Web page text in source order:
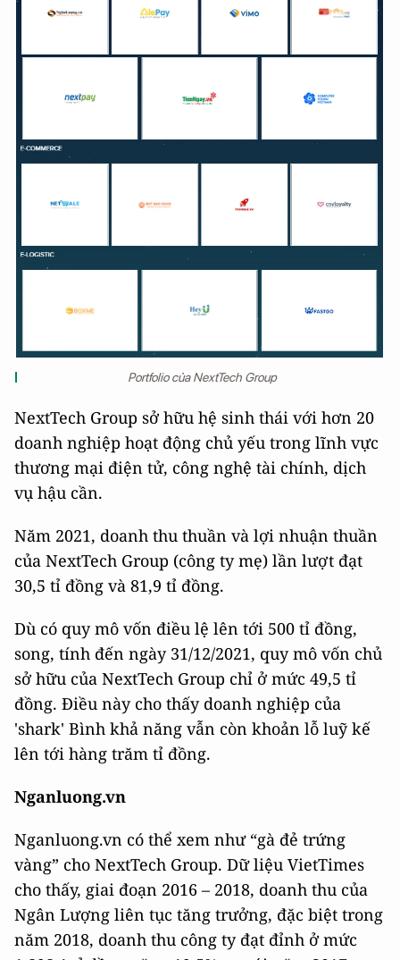
Portfolio của NextTech Group
NextTech Group sở hữu hệ sinh thái với hơn 20
doanh nghiệp hoạt động chủ yếu trong lĩnh vực
thương mại điện tử, công nghệ tài chính, dịch
vụ hậu cần.
Năm 2021, doanh thu thuần và lợi nhuận thuần
của NextTech Group (công ty mẹ) lần lượt đạt
30,5 tỉ đồng và 81,9 tỉ đồng.
Dù có quy mô vốn điều lệ lên tới 500 tỉ đồng,
song, tính đến ngày 31/12/2021, quy mô vốn chủ
sở hữu của NextTech Group chỉ ở mức 49,5 tỉ
đồng. Điều này cho thấy doanh nghiệp của
'shark' Bình khả năng vẫn còn khoản lỗ luỹ kế
lên tới hàng trăm tỉ đồng.
Nganluong.vn
Nganluong.vn có thể xem như “gà đẻ trứng
vàng” cho NextTech Group. Dữ liệu VietTimes
cho thấy, giai đoạn 2016 – 2018, doanh thu của
Ngân Lượng liên tục tăng trưởng, đặc biệt trong
năm 2018, doanh thu công ty đạt đỉnh ở mức